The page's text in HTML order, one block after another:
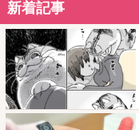
新着記事